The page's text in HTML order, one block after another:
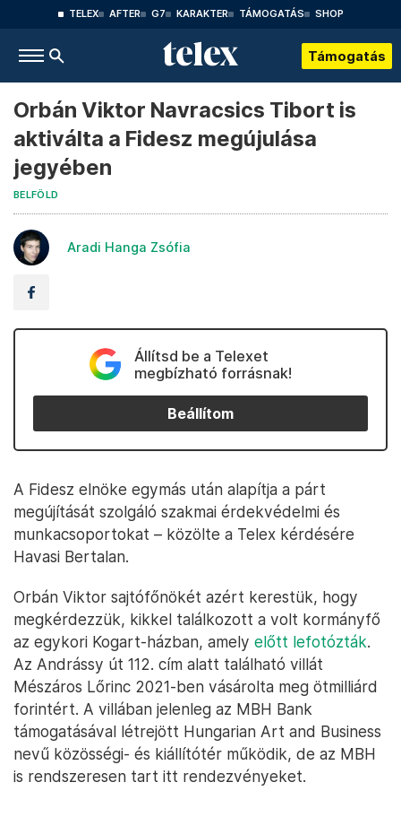
TELEX AFTER G7 KARAKTER TÁMOGATÁS SHOP
Támogatás
Orbán Viktor Navracsics Tibort is
aktiválta a Fidesz megújulása
jegyében
BELFÖLD
Aradi Hanga Zsófia
Állítsd be a Telexet
megbízható forrásnak!
Beállítom
A Fidesz elnöke egymás után alapítja a párt
megújítását szolgáló szakmai érdekvédelmi és
munkacsoportokat – közölte a Telex kérdésére
Havasi Bertalan.
Orbán Viktor sajtófőnökét azért kerestük, hogy
megkérdezzük, kikkel találkozott a volt kormányfő
az egykori Kogart-házban, amely előtt lefotózták.
Az Andrássy út 112. cím alatt található villát
Mészáros Lőrinc 2021-ben vásárolta meg ötmilliárd
forintért. A villában jelenleg az MBH Bank
támogatásával létrejött Hungarian Art and Business
nevű közösségi- és kiállítótér működik, de az MBH
is rendszeresen tart itt rendezvényeket.